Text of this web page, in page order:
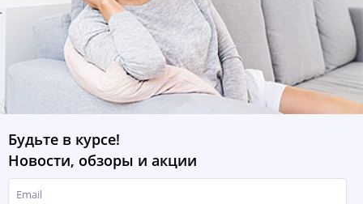
Будьте в курсе!
Новости, обзоры и акции